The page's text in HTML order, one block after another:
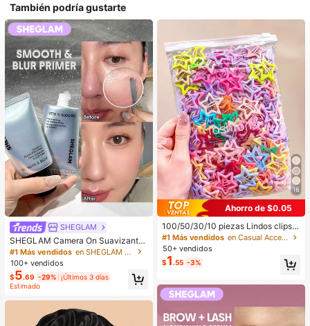
También podría gustarte
SHEGLAM
SHEGLAM Camera On Suavizante
& Difuminador Prebase Marca de B
elleza Cosmética Maquillaje para
Mujeres y Niñas
#1 Más vendidos
en SHEGLAM Maquillaje
100+ vendidos
$5.69 -29% ¡Últimos 3 días
Estimado
16
Ahorro de $0.05
100/50/30/10 piezas Lindos clips d
e estrella de cinco puntas estilo Y2
K, clips de cabello coloridos, acces
orios básicos para el cabello - Adec
uados para niñas, uso diario en la e
#1 Más vendidos
en Casual Accesorios para el cabello de las mujere
50+ vendidos
$1.55 -3%